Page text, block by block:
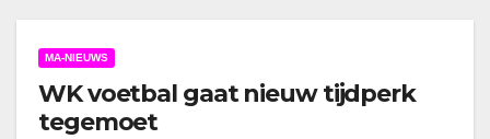
MA-NIEUWS
WK voetbal gaat nieuw tijdperk
tegemoet